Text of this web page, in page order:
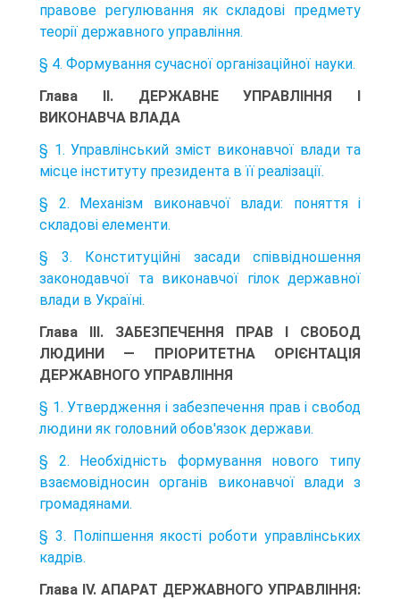
правове регулювання як складові предмету
теорії державного управління.
§ 4. Формування сучасної організаційної науки.
Глава II. ДЕРЖАВНЕ УПРАВЛІННЯ І
ВИКОНАВЧА ВЛАДА
§ 1. Управлінський зміст виконавчої влади та
місце інституту президента в її реалізації.
§ 2. Механізм виконавчої влади: поняття і
складові елементи.
§ 3. Конституційні засади співвідношення
законодавчої та виконавчої гілок державної
влади в Україні.
Глава III. ЗАБЕЗПЕЧЕННЯ ПРАВ І СВОБОД
ЛЮДИНИ — ПРІОРИТЕТНА ОРІЄНТАЦІЯ
ДЕРЖАВНОГО УПРАВЛІННЯ
§ 1. Утвердження і забезпечення прав і свобод
людини як головний обов'язок держави.
§ 2. Необхідність формування нового типу
взаємовідносин органів виконавчої влади з
громадянами.
§ 3. Поліпшення якості роботи управлінських
кадрів.
Глава IV. АПАРАТ ДЕРЖАВНОГО УПРАВЛІННЯ: